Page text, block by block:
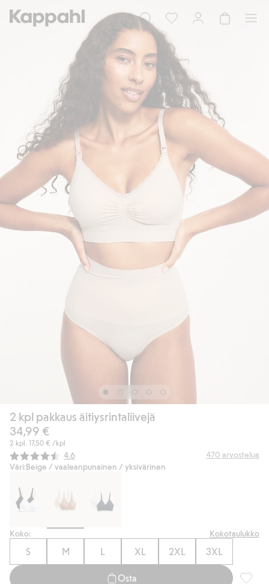
2 kpl pakkaus äitiysrintaliivejä
34,99 €
2 kpl. 17,50 € /kpl
Keskimääräinen luokitus:
4.6 470 arvostelua
Väri:Beige / vaaleanpunainen / yksivärinen
Koko: Kokotaulukko
S M L XL 2XL 3XL
Osta